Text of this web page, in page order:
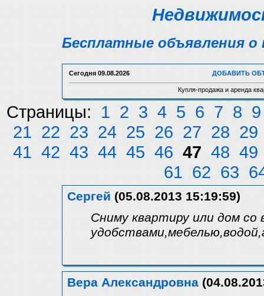
Бесплатные объявления о
Сегодня 09.08.2026 ДОБАВИТЬ
Купля-продажа и аренда
Страницы: 1 2 3 4 5 6 7 8 9
21 22 23 24 25 26 27 28 29
41 42 43 44 45 46 47 48 49
61 62 63
Сергей (05.08.2013 15:19:59)
Сниму квартиру или дом со
Вера Александровна